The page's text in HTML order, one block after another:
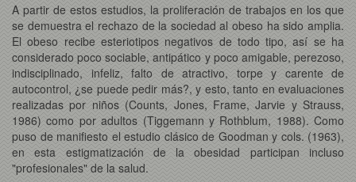
A partir de estos estudios, la proliferación de trabajos en los que
se demuestra el rechazo de la sociedad al obeso ha sido amplia.
El obeso recibe esteriotipos negativos de todo tipo, así se ha
considerado poco sociable, antipático y poco amigable, perezoso,
indisciplinado, infeliz, falto de atractivo, torpe y carente de
autocontrol, ¿se puede pedir más?, y esto, tanto en evaluaciones
realizadas por niños (Counts, Jones, Frame, Jarvie y Strauss,
1986) como por adultos (Tiggemann y Rothblum, 1988). Como
puso de manifiesto el estudio clásico de Goodman y cols. (1963),
en esta estigmatización de la obesidad participan incluso
"profesionales" de la salud.